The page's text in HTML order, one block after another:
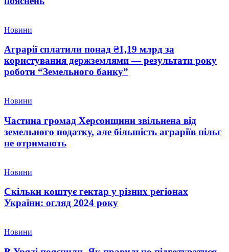
Новини
Аграрії сплатили понад ₴1,19 млрд за
користування держземлями — результати року
роботи “Земельного банку”
Новини
Частина громад Херсонщини звільнена від
земельного податку, але більшість аграріїв пільг
не отримають
Новини
Скільки коштує гектар у різних регіонах
України: огляд 2024 року
Новини